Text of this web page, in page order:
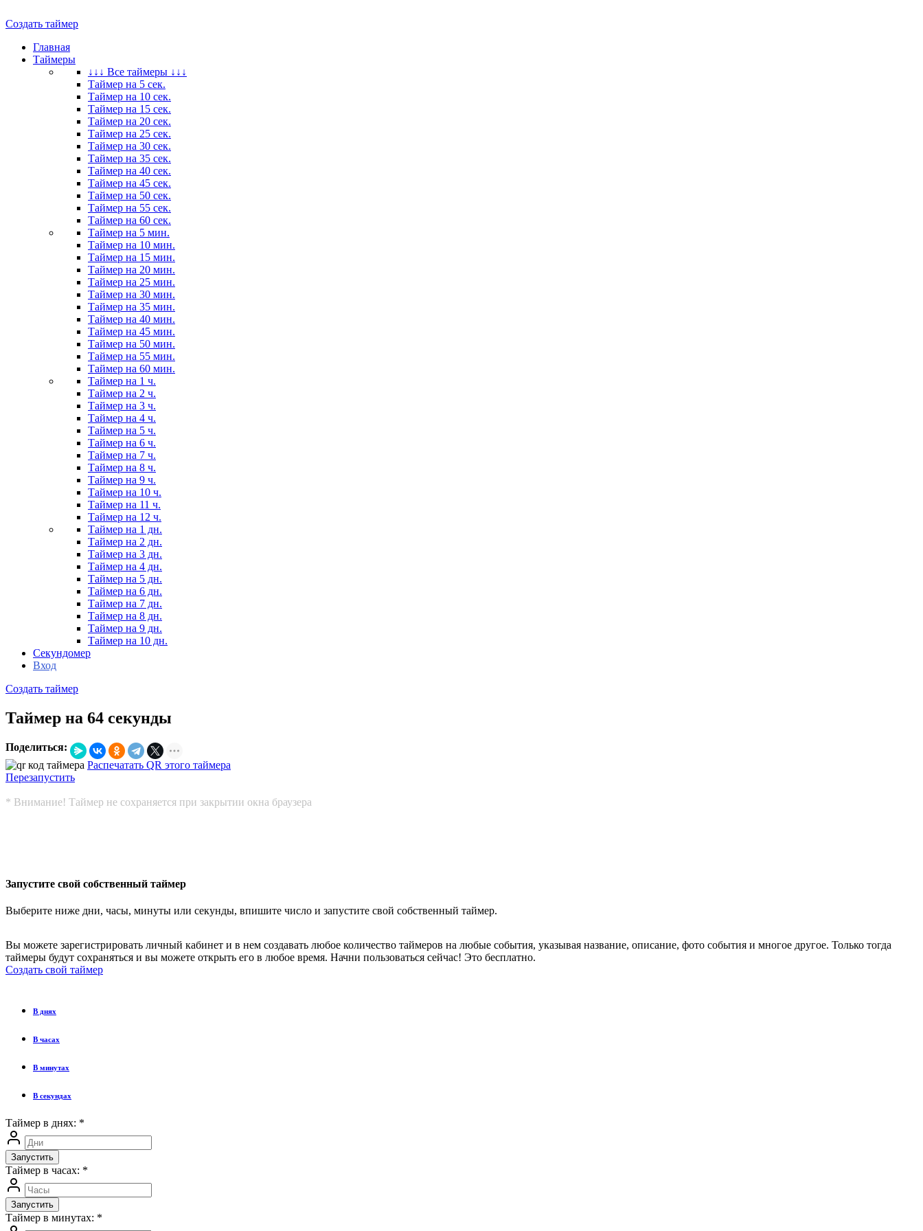
Создать таймер
Главная
Таймеры
↓↓↓ Все таймеры ↓↓↓
Таймер на 5 сек.
Таймер на 10 сек.
Таймер на 15 сек.
Таймер на 20 сек.
Таймер на 25 сек.
Таймер на 30 сек.
Таймер на 35 сек.
Таймер на 40 сек.
Таймер на 45 сек.
Таймер на 50 сек.
Таймер на 55 сек.
Таймер на 60 сек.
Таймер на 5 мин.
Таймер на 10 мин.
Таймер на 15 мин.
Таймер на 20 мин.
Таймер на 25 мин.
Таймер на 30 мин.
Таймер на 35 мин.
Таймер на 40 мин.
Таймер на 45 мин.
Таймер на 50 мин.
Таймер на 55 мин.
Таймер на 60 мин.
Таймер на 1 ч.
Таймер на 2 ч.
Таймер на 3 ч.
Таймер на 4 ч.
Таймер на 5 ч.
Таймер на 6 ч.
Таймер на 7 ч.
Таймер на 8 ч.
Таймер на 9 ч.
Таймер на 10 ч.
Таймер на 11 ч.
Таймер на 12 ч.
Таймер на 1 дн.
Таймер на 2 дн.
Таймер на 3 дн.
Таймер на 4 дн.
Таймер на 5 дн.
Таймер на 6 дн.
Таймер на 7 дн.
Таймер на 8 дн.
Таймер на 9 дн.
Таймер на 10 дн.
Секундомер
Вход
Создать таймер
Таймер на 64 секунды
Поделиться:
Распечатать QR этого таймера
Перезапустить
* Внимание! Таймер не сохраняется при закрытии окна браузера
Запустите свой собственный таймер
Выберите ниже дни, часы, минуты или секунды, впишите число и запустите свой собственный таймер.
Вы можете зарегистрировать личный кабинет и в нем создавать любое количество таймеров на любые события, указывая название, описание, фото события и многое другое. Только тогда
таймеры будут сохраняться и вы можете открыть его в любое время. Начни пользоваться сейчас! Это бесплатно.
Создать свой таймер
В днях
В часах
В минутах
В секундах
Таймер в днях: *
Запустить
Таймер в часах: *
Запустить
Таймер в минутах: *